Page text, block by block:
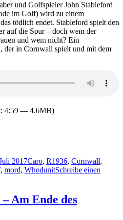
und Golfspieler John Stableford
im Golf) wird zu einem
tödlich endet. Stableford spielt den
auf die Spur – doch wem der
und wem nicht? Ein
in Cornwall spielt und mit dem
4:59 — 4.6MB)
2017Caro, R1936, Cornwall,
, mord, WhodunitSchreibe einen
Am Ende des